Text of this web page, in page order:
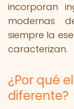
incorporan
modernas
siempre la
caracterizan.
¿Por qué
diferente?